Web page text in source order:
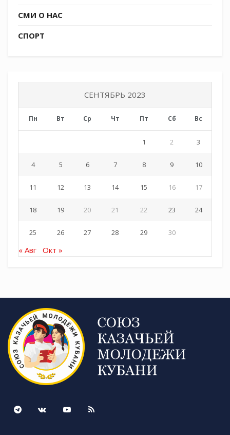
СМИ О НАС
СПОРТ
СЕНТЯБРЬ 2023
Пн Вт Ср Чт Пт Сб Вс
1 2 3
4 5 6 7 8 9 10
11 12 13 14 15 16 17
18 19 20 21 22 23 24
25 26 27 28 29 30
« Авг Окт »